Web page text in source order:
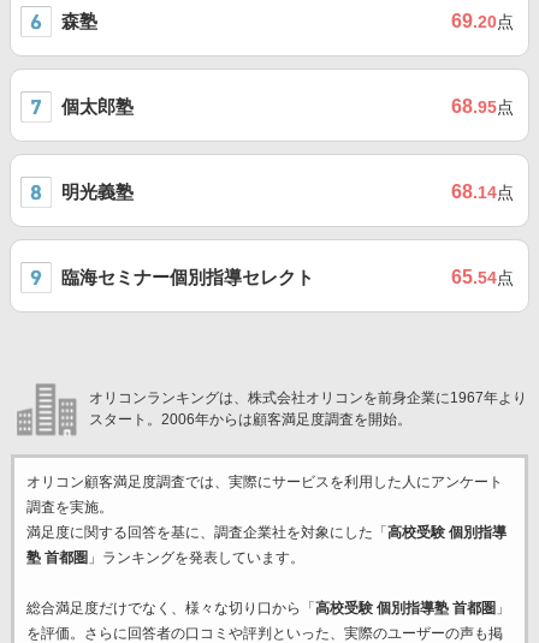
森塾 69.20点
個太郎塾 68.95点
明光義塾 68.14点
臨海セミナー個別指導セレクト 65.54点
オリコンランキングは、株式会社オリコンを前身企業に1967年より
スタート。2006年からは顧客満足度調査を開始。
オリコン顧客満足度調査では、実際にサービスを利用した 人にアンケート
調査を実施。
満足度に関する回答を基に、調査企業社を対象にした「 高校受験 個別指導
塾 首都圏 」ランキングを発表しています。
総合満足度だけでなく、様々な切り口から「 高校受験 個別指導塾 首都圏 」
を評価。さらに回答者の口コミや評判といった、実際のユーザーの声も掲